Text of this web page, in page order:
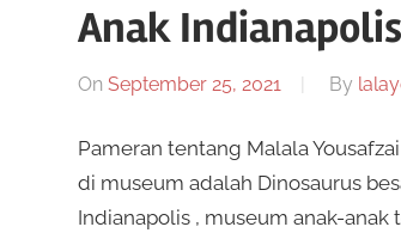
Anak Indianapolis
On September 25, 2021 By
Pameran tentang Malala
di museum adalah Dinosaurus
Indianapolis , museum anak-